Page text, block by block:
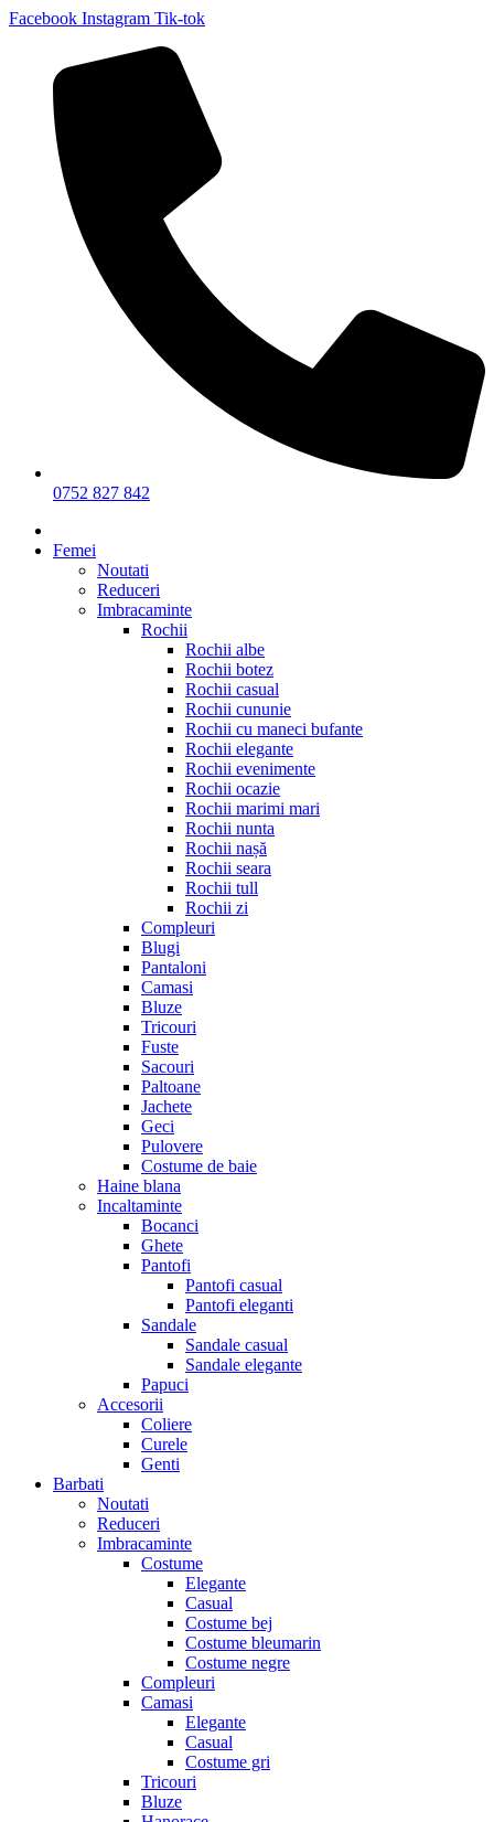
Facebook Instagram Tik-tok
0752 827 842
Femei
Noutati
Reduceri
Imbracaminte
Rochii
Rochii albe
Rochii botez
Rochii casual
Rochii cununie
Rochii cu maneci bufante
Rochii elegante
Rochii evenimente
Rochii ocazie
Rochii marimi mari
Rochii nunta
Rochii nașă
Rochii seara
Rochii tull
Rochii zi
Compleuri
Blugi
Pantaloni
Camasi
Bluze
Tricouri
Fuste
Sacouri
Paltoane
Jachete
Geci
Pulovere
Costume de baie
Haine blana
Incaltaminte
Bocanci
Ghete
Pantofi
Pantofi casual
Pantofi eleganti
Sandale
Sandale casual
Sandale elegante
Papuci
Accesorii
Coliere
Curele
Genti
Barbati
Noutati
Reduceri
Imbracaminte
Costume
Elegante
Casual
Costume bej
Costume bleumarin
Costume negre
Compleuri
Camasi
Elegante
Casual
Costume gri
Tricouri
Bluze